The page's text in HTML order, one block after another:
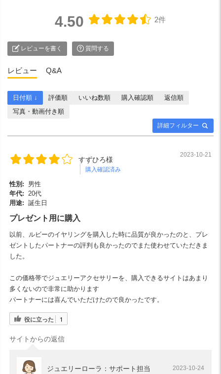
4.50 2件
レビューを書く 質問する
レビュー Q&A
詳細フィルター
日付順 ↓ 評価順 いいね数順 購入確認順
返信順
写真・動画付き順
すずひろ様
購入確認済み
2023-10-21
性別:
男性
年代:
20代
用途: 誕生日
プレゼント用に購入
以前、ルビーのイヤリングを購入した時に品質が良かったのと、プレ
ゼントしたパートナーの評判も良かったのでまた使わせていただきま
した。
この価格帯でジュエリーアクセサリーを、購入できるサイトはあまり
多くないので非常に助かります
パートナーには喜んでいただけたので良かったです。
役に立った 1
サイトからの返信
ジュエリーローラ：サポート担当 2023-10-24